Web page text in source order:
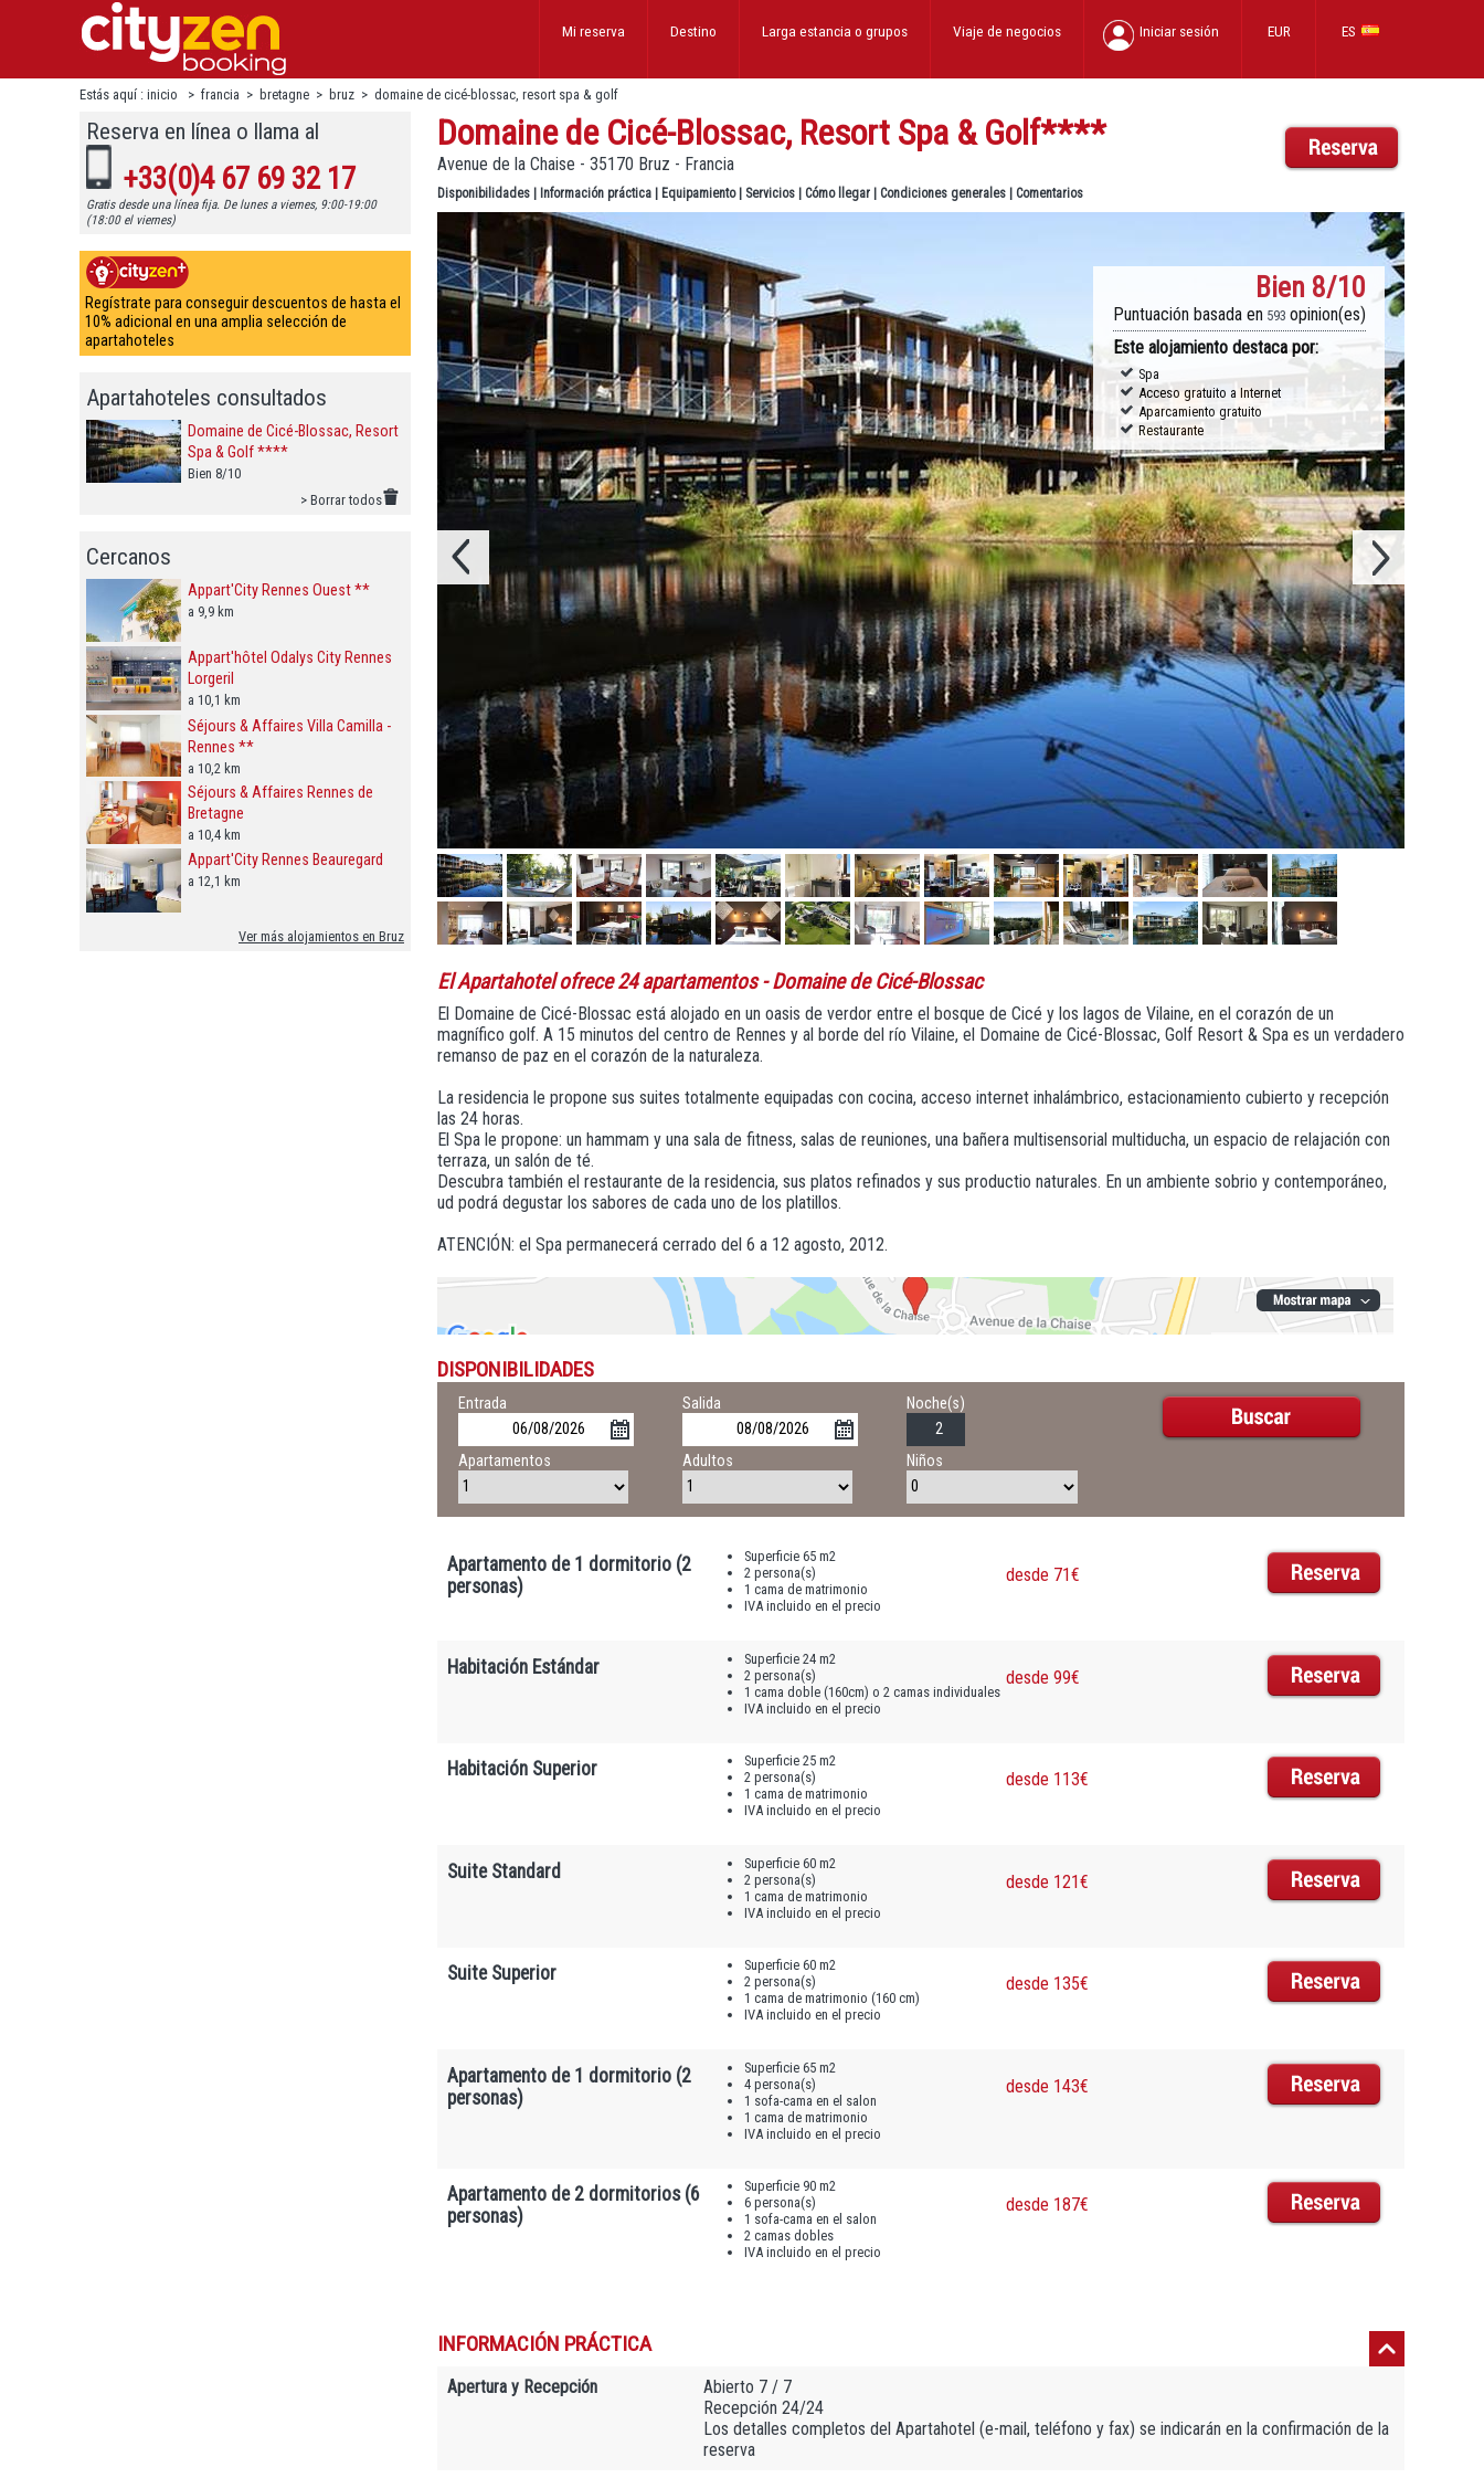
ES
EUR
Iniciar sesión
Viaje de negocios
Larga estancia o grupos
Destino
Mi reserva
Estás aquí : inicio > francia > bretagne > bruz > domaine de cicé-blossac, resort spa & golf
Reserva en línea o llama al
+33(0)4 67 69 32 17
Gratis desde una línea fija. De lunes a viernes, 9:00-19:00
(18:00 el viernes)
Regístrate para conseguir descuentos de hasta el
10% adicional en una amplia selección de
apartahoteles
Apartahoteles consultados
Domaine de Cicé-Blossac, Resort
Spa & Golf ****
Bien 8/10
> Borrar todos
Cercanos
Appart'City Rennes Ouest **
a 9,9 km
Appart'hôtel Odalys City Rennes
Lorgeril
a 10,1 km
Séjours & Affaires Villa Camilla -
Rennes **
a 10,2 km
Séjours & Affaires Rennes de
Bretagne
a 10,4 km
Appart'City Rennes Beauregard
a 12,1 km
Ver más alojamientos en Bruz
Domaine de Cicé-Blossac, Resort Spa & Golf****
Avenue de la Chaise - 35170 Bruz - Francia
Disponibilidades Información práctica Equipamiento| Servicios Cómo llegar Condiciones generales Comentarios
Bien 8/10
Puntuación basada en 593 opinion(es)
Este alojamiento destaca por:
Spa
Acceso gratuito a Internet
Aparcamiento gratuito
Restaurante
El Apartahotel ofrece 24 apartamentos- Domaine de Cicé-Blossac
El Domaine de Cicé-Blossac está alojado en un oasis de verdor entre el bosque de Cicé y los lagos de Vilaine, en el corazón de un
magnífico golf. A 15 minutos del centro de Rennes y al borde del río Vilaine, el Domaine de Cicé-Blossac, Golf Resort & Spa es un verdadero
remanso de paz en el corazón de la naturaleza.
La residencia le propone sus suites totalmente equipadas con cocina, acceso internet inhalámbrico, estacionamiento cubierto y recepción
las 24 horas.
El Spa le propone: un hammam y una sala de fitness, salas de reuniones, una bañera multisensorial multiducha, un espacio de relajación con
terraza, un salón de té.
Descubra también el restaurante de la residencia, sus platos refinados y sus productio naturales. En un ambiente sobrio y contemporáneo,
ud podrá degustar los sabores de cada uno de los platillos.
ATENCIÓN: el Spa permanecerá cerrado del 6 a 12 agosto, 2012.
DISPONIBILIDADES
Entrada Salida Noche(s)
Apartamentos Adultos Niños
Apartamento de 1 dormitorio (2
personas)
Superficie 65 m2
2 persona(s)
1 cama de matrimonio
IVA incluido en el precio
desde 71€
Habitación Estándar
Superficie 24 m2
2 persona(s)
1 cama doble (160cm) o 2 camas individuales
IVA incluido en el precio
desde 99€
Habitación Superior
Superficie 25 m2
2 persona(s)
1 cama de matrimonio
IVA incluido en el precio
desde 113€
Suite Standard
Superficie 60 m2
2 persona(s)
1 cama de matrimonio
IVA incluido en el precio
desde 121€
Suite Superior
Superficie 60 m2
2 persona(s)
1 cama de matrimonio (160 cm)
IVA incluido en el precio
desde 135€
Apartamento de 1 dormitorio (2
personas)
Superficie 65 m2
4 persona(s)
1 sofa-cama en el salon
1 cama de matrimonio
IVA incluido en el precio
desde 143€
Apartamento de 2 dormitorios (6
personas)
Superficie 90 m2
6 persona(s)
1 sofa-cama en el salon
2 camas dobles
IVA incluido en el precio
desde 187€
INFORMACIÓN PRÁCTICA
Apertura y Recepción
Abierto 7 / 7
Recepción 24/24
Los detalles completos del Apartahotel (e-mail, teléfono y fax) se indicarán en la confirmación de la
reserva